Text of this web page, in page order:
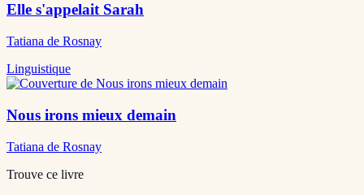
Elle s'appelait Sarah
Tatiana de Rosnay
Linguistique
Nous irons mieux demain
Tatiana de Rosnay
Trouve ce livre